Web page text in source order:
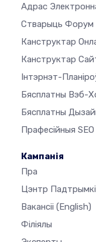
Адрас
Стварыць Форум
Канструктар
Канструктар
Інтэрнэт-
Бясплатны Вэб-
Бясплатны
Прафесійныя SEO
Кампанія
Пра
Цэнтр Падтрымкі
Вакансіі (English)
Філіялы